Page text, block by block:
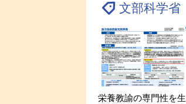
文部科学省
栄養教諭の専門性を生